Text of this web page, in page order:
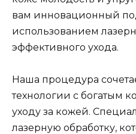
вам инновационный
использованием
эффективного ухода.
Наша процедура
технологии с богатым
уходу за кожей.
лазерную обработку,